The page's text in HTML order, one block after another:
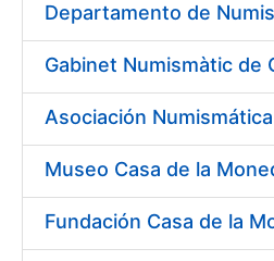
Asociación
Museo Casa de la
Fundación Casa de la